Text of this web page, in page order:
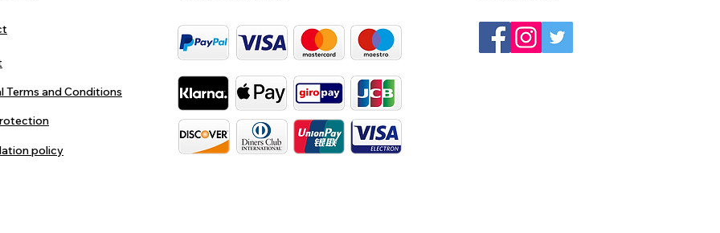
Terms and Conditions
policy